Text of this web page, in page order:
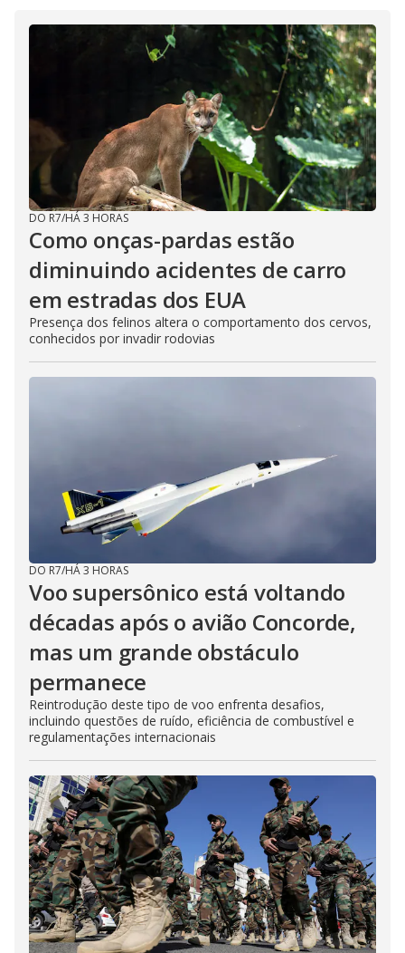
DO R7/HÁ 3 HORAS
Como onças-pardas estão
diminuindo acidentes de carro
em estradas dos EUA
Presença dos felinos altera o comportamento dos cervos,
conhecidos por invadir rodovias
DO R7/HÁ 3 HORAS
Voo supersônico está voltando
décadas após o avião Concorde,
mas um grande obstáculo
permanece
Reintrodução deste tipo de voo enfrenta desafios,
incluindo questões de ruído, eficiência de combustível e
regulamentações internacionais